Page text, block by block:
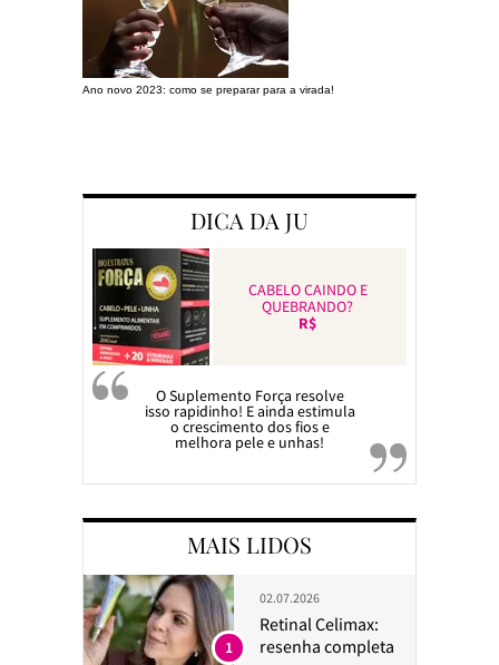
Ano novo 2023: como se preparar para a virada!
DICA DA JU
CABELO CAINDO E
QUEBRANDO?
R$
O Suplemento Força resolve
isso rapidinho! E ainda estimula
o crescimento dos fios e
melhora pele e unhas!
MAIS LIDOS
02.07.2026
Retinal Celimax:
resenha completa
1